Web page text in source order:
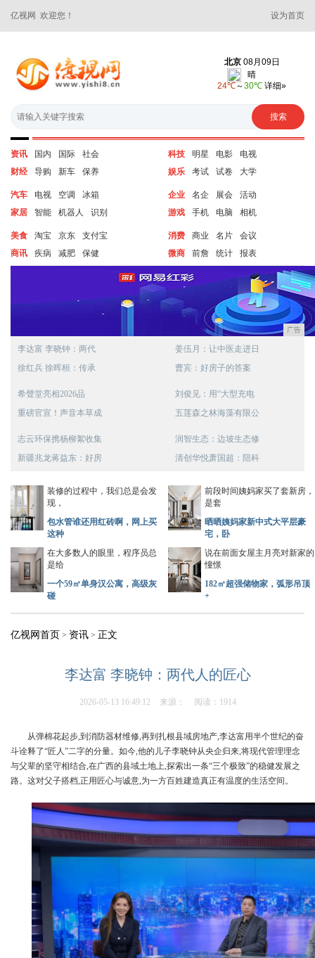
亿视网 欢迎您！ 设为首页
资讯 国内 国际
社会
财经
导购 新车 保养
科技 明星 电影
电视
娱乐
考试 试卷 大学
汽车 电视 空调
冰箱
家居
智能 机器人 识别
企业 名企 展会
活动
游戏
手机 电脑 相机
美食 淘宝 京东
支付宝
商讯
疾病 减肥 保健
消费 商业 名片
会议
微商
前詹 统计 报表
广告
李达富 李晓钟：两代
徐红兵 徐晖桓：传承
姜伍月：让中医走进日
曹宾：好房子的答案
希聲堂亮相2026品
重磅官宣！声音本草成
刘俊见：用“大型充电
五莲森之林海藻有限公
志云环保携杨柳絮收集
新疆兆龙蒋益东：好房
润智生态：边坡生态修
清创华悦萧国超：陪科
装修的过程中，我们总是会发
现，
包水管谁还用红砖啊，网上买
这种
前段时间姨妈家买了套新房，
是套
晒晒姨妈家新中式大平层豪
宅，卧
在大多数人的眼里，程序员总
是给
一个59㎡单身汉公寓，高级灰
碰
说在前面女屋主月亮对新家的
憧憬
182㎡超强储物家，弧形吊顶
+
亿视网首页 > 资讯 > 正文
李达富 李晓钟：两代人的匠心
2026-05-13 16:49:12 来源： 阅读：1914
从弹棉花起步,到消防器材维修,再到扎根县域房地产,李达富用半个世纪的奋
斗诠释了“匠人”二字的分量。如今,他的儿子李晓钟从央企归来,将现代管理理念
与父辈的坚守相结合,在广西的县域土地上,探索出一条“三个极致”的稳健发展之
路。这对父子搭档,正用匠心与诚意,为一方百姓建造真正有温度的生活空间。